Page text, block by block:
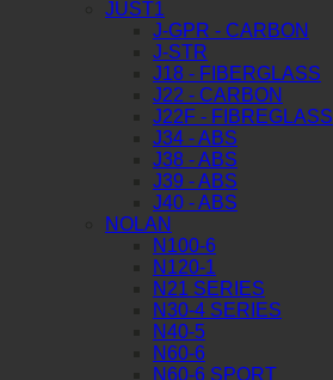
JUST1
J-GPR - CARBON
J-STR
J18 - FIBERGLASS
J22 - CARBON
J22F - FIBREGLASS
J34 - ABS
J38 - ABS
J39 - ABS
J40 - ABS
NOLAN
N100-6
N120-1
N21 SERIES
N30-4 SERIES
N40-5
N60-6
N60-6 SPORT